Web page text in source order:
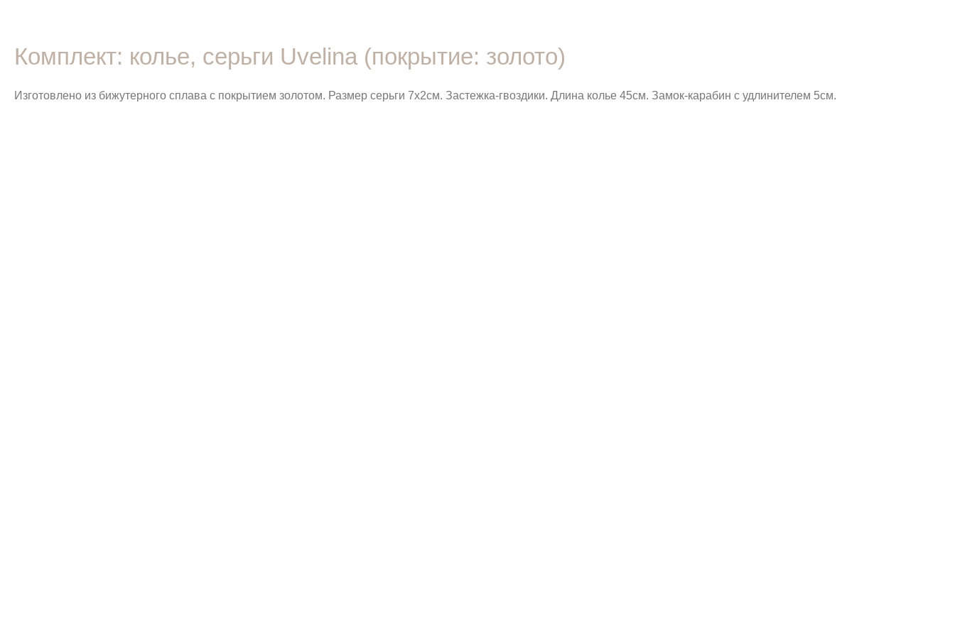
Комплект: колье, серьги Uvelina (покрытие: золото)
Изготовлено из бижутерного сплава с покрытием золотом. Размер серьги 7х2см. Застежка-гвоздики. Длина колье 45см. Замок-карабин с удлинителем 5см.